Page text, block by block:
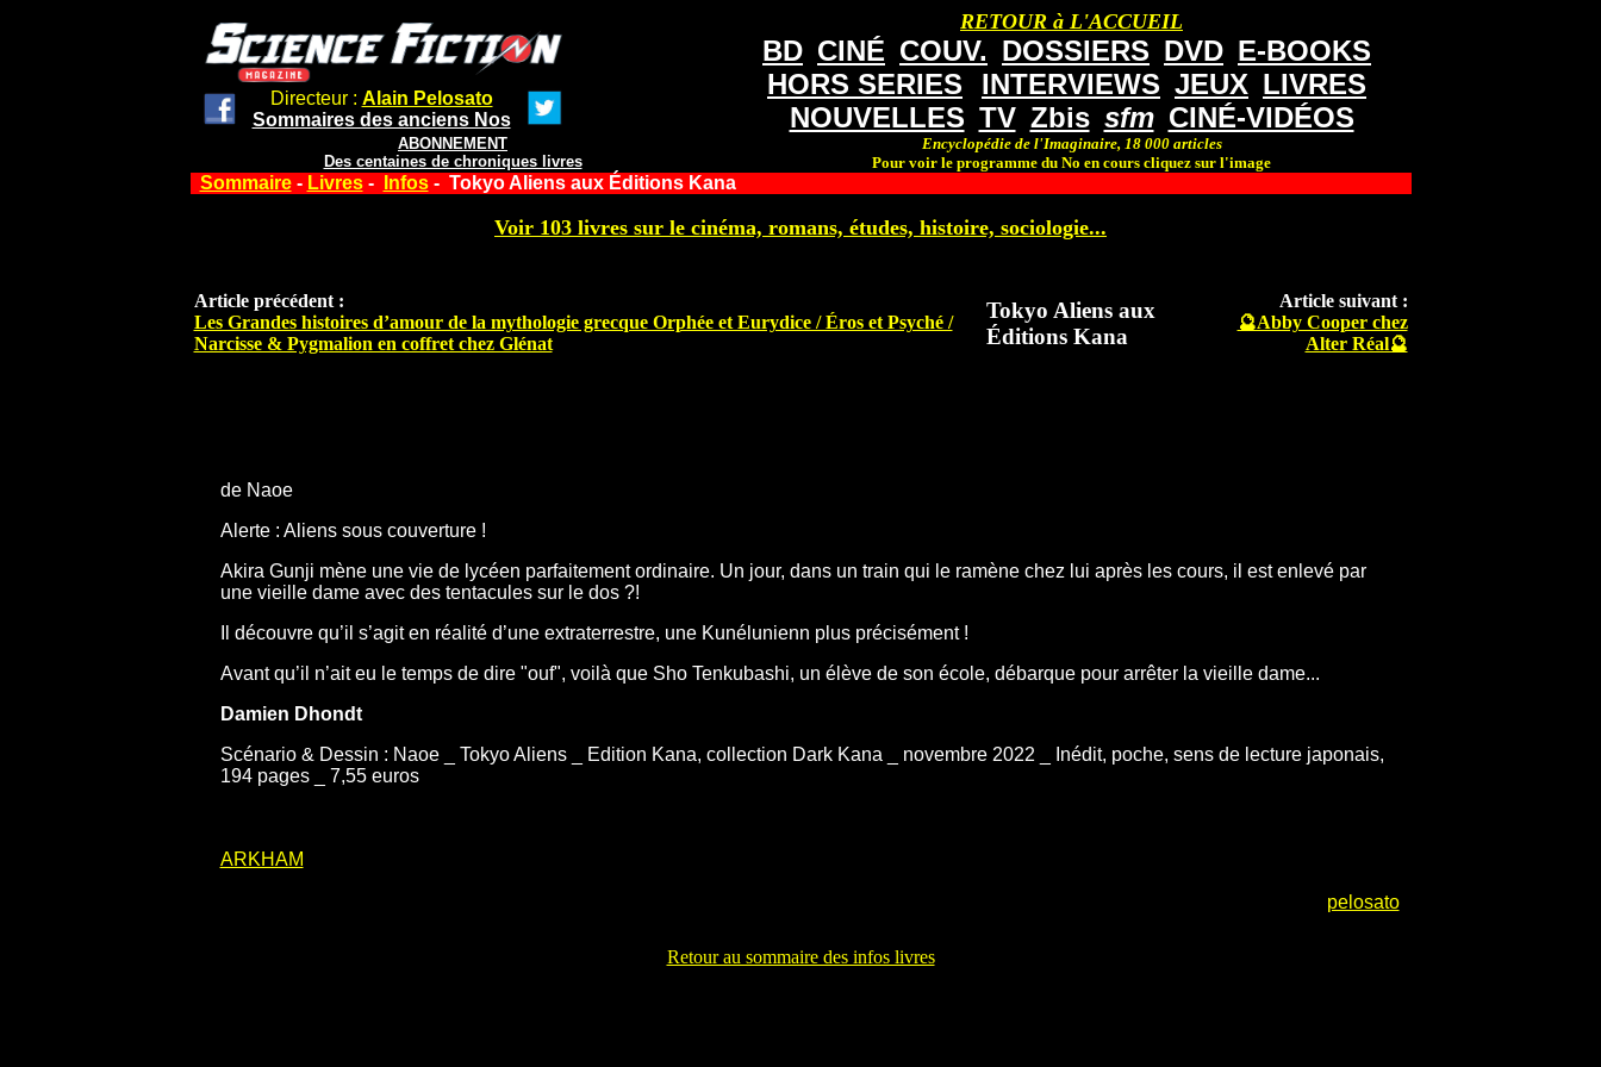
Directeur : Alain Pelosato
Sommaires des anciens Nos
ABONNEMENT
Des centaines de chroniques livres
RETOUR à L'ACCUEIL
BD CINÉ COUV. DOSSIERS DVD E-BOOKS
HORS SERIES
INTERVIEWS JEUX LIVRES
NOUVELLES TV Zbis sfm CINÉ-VIDÉOS
Encyclopédie de l'Imaginaire, 18 000 articles
Pour voir le programme du No en cours cliquez sur l'image
Sommaire- Livres- Infos- Tokyo Aliens aux Éditions Kana
Voir 103 livres sur le cinéma, romans, études, histoire, sociologie...
Article précédent :
Les Grandes histoires d’amour de la mythologie grecque Orphée et Eurydice / Éros et Psyché /
Narcisse & Pygmalion en coffret chez Glénat
Tokyo Aliens aux
Éditions Kana
Article suivant :
🔮Abby Cooper chez
Alter Réal🔮
de Naoe
Alerte : Aliens sous couverture !
Akira Gunji mène une vie de lycéen parfaitement ordinaire. Un jour, dans un train qui le ramène chez lui après les cours, il est enlevé par
une vieille dame avec des tentacules sur le dos ?!
Il découvre qu’il s’agit en réalité d’une extraterrestre, une Kunélunienn plus précisément !
Avant qu’il n’ait eu le temps de dire "ouf", voilà que Sho Tenkubashi, un élève de son école, débarque pour arrêter la vieille dame...
Damien Dhondt
Scénario & Dessin : Naoe _ Tokyo Aliens _ Edition Kana, collection Dark Kana _ novembre 2022 _ Inédit, poche, sens de lecture japonais,
194 pages _ 7,55 euros
ARKHAM
pelosato
Retour au sommaire des infos livres